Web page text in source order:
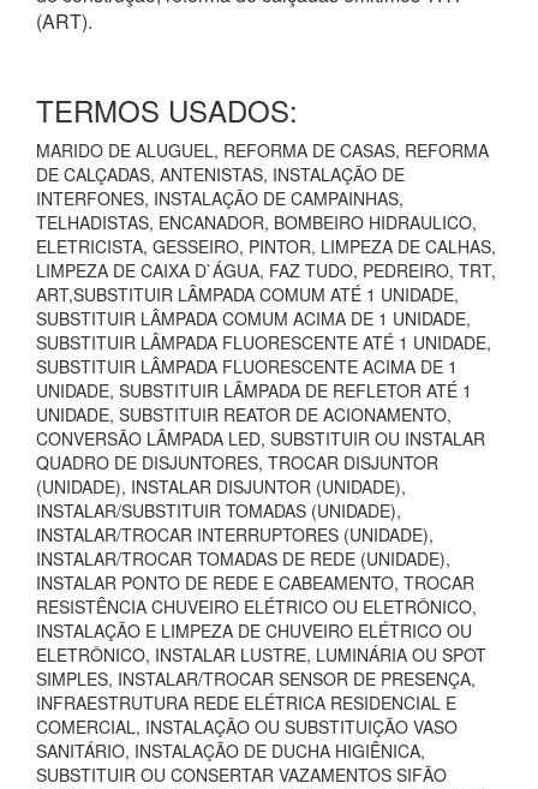
(ART).
TERMOS USADOS:
MARIDO DE ALUGUEL, REFORMA DE CASAS, REFORMA
DE CALÇADAS, ANTENISTAS, INSTALAÇÃO DE
INTERFONES, INSTALAÇÃO DE CAMPAINHAS,
TELHADISTAS, ENCANADOR, BOMBEIRO HIDRAULICO,
ELETRICISTA, GESSEIRO, PINTOR, LIMPEZA DE CALHAS,
LIMPEZA DE CAIXA D`ÁGUA, FAZ TUDO, PEDREIRO, TRT,
ART,SUBSTITUIR LÂMPADA COMUM ATÉ 1 UNIDADE,
SUBSTITUIR LÂMPADA COMUM ACIMA DE 1 UNIDADE,
SUBSTITUIR LÂMPADA FLUORESCENTE ATÉ 1 UNIDADE,
SUBSTITUIR LÂMPADA FLUORESCENTE ACIMA DE 1
UNIDADE, SUBSTITUIR LÂMPADA DE REFLETOR ATÉ 1
UNIDADE, SUBSTITUIR REATOR DE ACIONAMENTO,
CONVERSÃO LÂMPADA LED, SUBSTITUIR OU INSTALAR
QUADRO DE DISJUNTORES, TROCAR DISJUNTOR
(UNIDADE), INSTALAR DISJUNTOR (UNIDADE),
INSTALAR/SUBSTITUIR TOMADAS (UNIDADE),
INSTALAR/TROCAR INTERRUPTORES (UNIDADE),
INSTALAR/TROCAR TOMADAS DE REDE (UNIDADE),
INSTALAR PONTO DE REDE E CABEAMENTO, TROCAR
RESISTÊNCIA CHUVEIRO ELÉTRICO OU ELETRÔNICO,
INSTALAÇÃO E LIMPEZA DE CHUVEIRO ELÉTRICO OU
ELETRÔNICO, INSTALAR LUSTRE, LUMINÁRIA OU SPOT
SIMPLES, INSTALAR/TROCAR SENSOR DE PRESENÇA,
INFRAESTRUTURA REDE ELÉTRICA RESIDENCIAL E
COMERCIAL, INSTALAÇÃO OU SUBSTITUIÇÃO VASO
SANITÁRIO, INSTALAÇÃO DE DUCHA HIGIÊNICA,
SUBSTITUIR OU CONSERTAR VAZAMENTOS SIFÃO